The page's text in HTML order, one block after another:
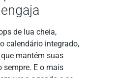
de lua cheia,
calendário integrado,
mantém suas
E o mais